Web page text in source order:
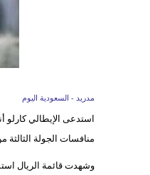
مدريد - السعودية اليوم
استدعى الإيطالي كارلو
منافسات الجولة الثالثة
وشهدت قائمة الريال